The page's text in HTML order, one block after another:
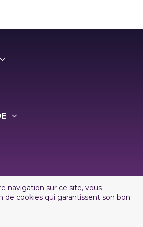
navigation sur ce site, vous
de cookies qui garantissent son bon